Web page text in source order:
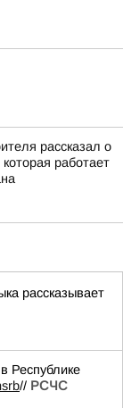
рассказал о
работает
рассказывает
// РСЧС